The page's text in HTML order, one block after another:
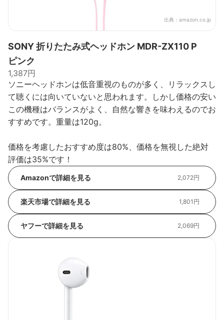
出典： amazon.co.jp
SONY 折りたたみ式ヘッドホン MDR-ZX110 P
ピンク
1,387円
ソニーヘッドホンは低音重視のものが多く、リラックスし
て聴くには向いていないと思われます。しかし価格の安い
この機種はバランスがよく、自然な響きを味わえるのでお
すすめです。重量は120g。
価格を考慮したおすすめ度は80%、価格を無視した絶対
評価は35%です！
Amazonで詳細を見る 2,072円
楽天市場で詳細を見る 1,801円
ヤフーで詳細を見る 2,069円